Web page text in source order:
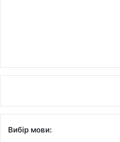
Вибір мови: